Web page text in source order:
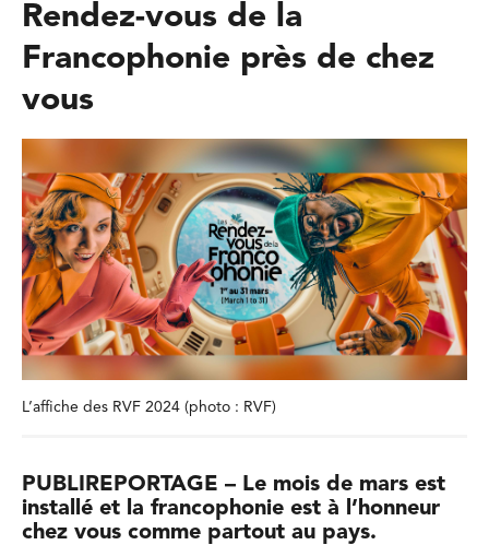
Rendez-vous de la
Francophonie près de chez
vous
L’affiche des RVF 2024 (photo : RVF)
PUBLIREPORTAGE – Le mois de mars est
installé et la francophonie est à l’honneur
chez vous comme partout au pays.